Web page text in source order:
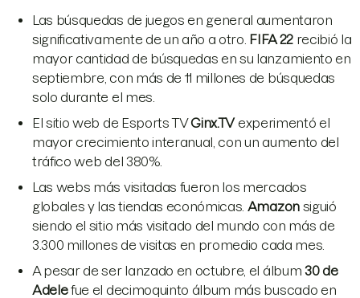
Las búsquedas de juegos en general aumentaron
significativamente de un año a otro. FIFA 22recibió la
mayor cantidad de búsquedas en su lanzamiento en
septiembre, con más de 11 millones de búsquedas
solo durante el mes.
El sitio web de Esports TVGinx.TVexperimentó el
mayor crecimiento interanual, con un aumento del
tráfico web del 380%.
Las webs más visitadas fueron los mercados
globales y las tiendas económicas. Amazonsiguió
siendo el sitio más visitado del mundo con más de
3.300 millones de visitas en promedio cada mes.
A pesar de ser lanzado en octubre, el álbum 30 de
Adelefue el decimoquinto álbum más buscado en